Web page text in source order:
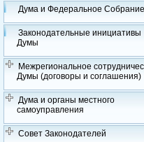
Дума и Федеральное Собрание
Законодательные инициативы
Думы
Межрегиональное
Думы (договоры и соглашения)
Дума и органы местного
самоуправления
Совет Законодателей